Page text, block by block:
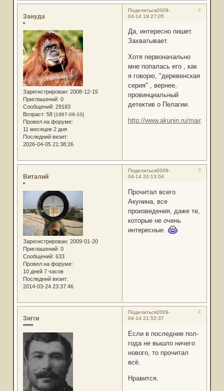
Поделиться 2
2009-
04-14 19:27:05
Зануда
*
Зарегистрирован: 2008-12-15
Приглашений: 0
Сообщений: 29183
Возраст: 58 [1967-09-10]
Провел на форуме:
11 месяцев 2 дня
Последний визит:
2026-04-05 21:38:26
Да, интересно пишет.
Захватывает.
Хотя первоначально
мне попалась его , как
я говорю, "деревенская
серия" , вернее,
провинциальный
детектив о Пелагии.
http://www.akunin.ru/main.html
Поделиться 3
2009-
04-14 20:13:04
Виталий
*
Зарегистрирован: 2009-01-20
Приглашений: 0
Сообщений: 633
Провел на форуме:
10 дней 7 часов
Последний визит:
2014-03-24 23:37:46
Прочитал всего
Акунина, все
произведения, даже те,
которые не очень
интересные.
Поделиться 4
2009-
04-14 21:52:37
Зигги
*****
Если в последние пол-
года не вышло ничего
нового, то прочитал
всё.
Нравится.